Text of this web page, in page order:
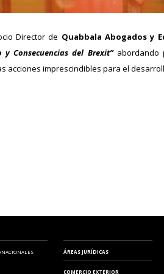
Director de Quabbala Abogados y
Consecuencias del Brexit”abordando
acciones imprescindibles para el
ÁREAS JURÍDICAS
COMERCIO EXTERIOR